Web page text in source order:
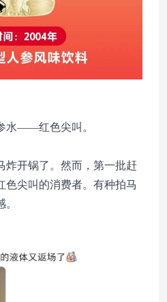
水——红色尖叫。
炸开锅了。然而，第一批赶
色尖叫 的消费者。有种拍马